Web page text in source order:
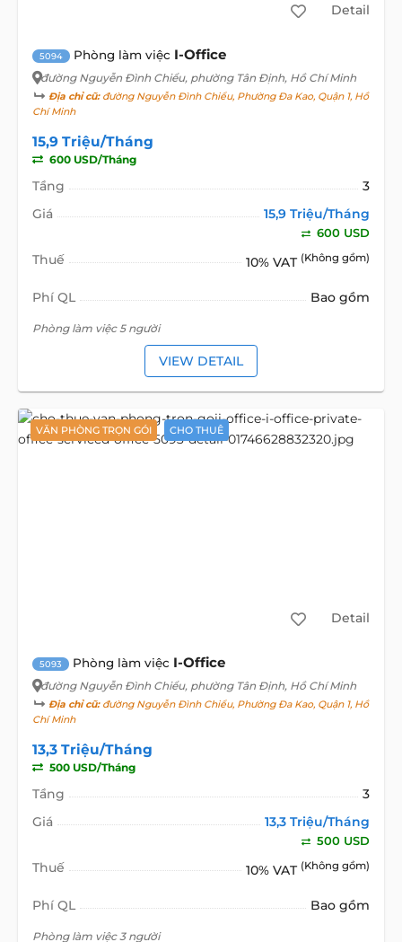
Detail
5094 Phòng làm việc I-Office
đường Nguyễn Đình Chiểu, phường Tân Định, Hồ Chí Minh
Địa chỉ cũ:đường Nguyễn Đình Chiểu, Phường Đa Kao, Quận 1, Hồ
Chí Minh
15,9 Triệu/Tháng
600 USD/Tháng
Tầng
3
Giá
15,9 Triệu/Tháng
600 USD
Thuế 10% VAT (Không gồm)
Phí QL Bao gồm
Phòng làm việc 5 người
VIEW DETAIL
VĂN PHÒNG TRỌN GÓI CHO THUÊ
Detail
5093 Phòng làm việc I-Office
đường Nguyễn Đình Chiểu, phường Tân Định, Hồ Chí Minh
Địa chỉ cũ:đường Nguyễn Đình Chiểu, Phường Đa Kao, Quận 1, Hồ
Chí Minh
13,3 Triệu/Tháng
500 USD/Tháng
Tầng
3
Giá
13,3 Triệu/Tháng
500 USD
Thuế 10% VAT (Không gồm)
Phí QL Bao gồm
Phòng làm việc 3 người